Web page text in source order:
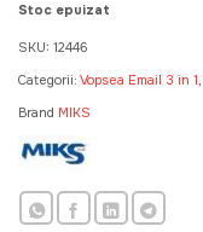
Stoc epuizat
SKU: 12446
Categorii: Vopsea Email 3 in 1,
Brand MIKS